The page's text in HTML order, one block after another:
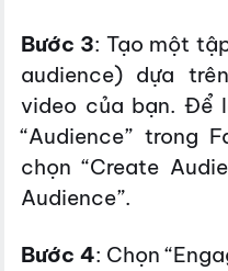
Bước 3: Tạo một
audience) dựa
video của bạn. Để
“Audience” trong
chọn “Create
Audience”.
Bước 4: Chọn